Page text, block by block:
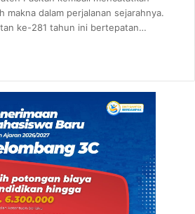
makna dalam perjalanan sejarahnya.
ke-281 tahun ini bertepatan…